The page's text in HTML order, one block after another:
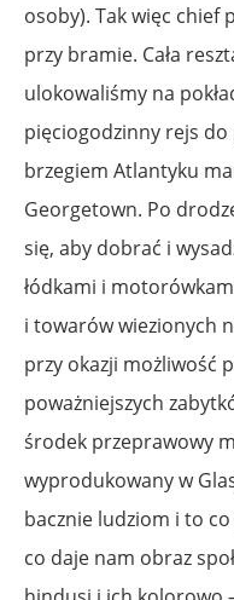
osoby). Tak więc chief
przy bramie. Cała
ulokowaliśmy na
pięciogodzinny rejs
brzegiem Atlantyku
Georgetown. Po
się, aby dobrać i
łódkami i
i towarów wiezionych
przy okazji możliwość
poważniejszych
środek przeprawowy
wyprodukowany w
bacznie ludziom i to
co daje nam obraz